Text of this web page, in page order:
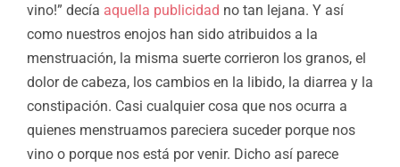
vino!” decía aquella publicidad no tan lejana. Y así
como nuestros enojos han sido atribuidos a la
menstruación, la misma suerte corrieron los granos, el
dolor de cabeza, los cambios en la libido, la diarrea y la
constipación. Casi cualquier cosa que nos ocurra a
quienes menstruamos pareciera suceder porque nos
vino o porque nos está por venir. Dicho así parece